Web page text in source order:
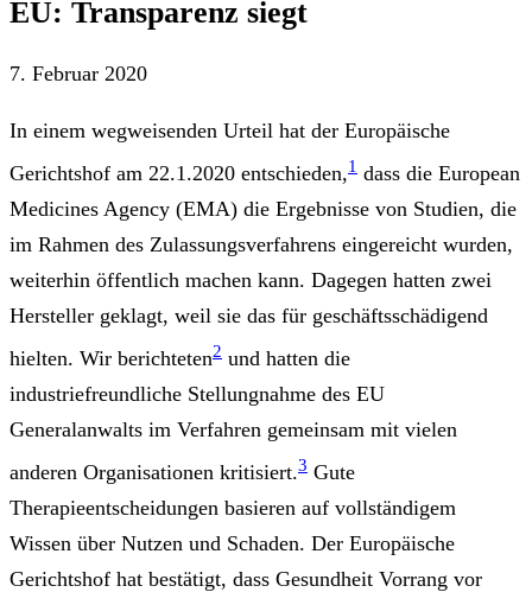
EU: Transparenz siegt
7. Februar 2020
In einem wegweisenden Urteil hat der Europäische
Gerichtshof am 22.1.2020 entschieden,1 dass die European
Medicines Agency (EMA) die Ergebnisse von Studien, die
im Rahmen des Zulassungsverfahrens eingereicht wurden,
weiterhin öffentlich machen kann. Dagegen hatten zwei
Hersteller geklagt, weil sie das für geschäftsschädigend
hielten. Wir berichteten2 und hatten die
industriefreundliche Stellungnahme des EU
Generalanwalts im Verfahren gemeinsam mit vielen
anderen Organisationen kritisiert.3 Gute
Therapieentscheidungen basieren auf vollständigem
Wissen über Nutzen und Schaden. Der Europäische
Gerichtshof hat bestätigt, dass Gesundheit Vorrang vor